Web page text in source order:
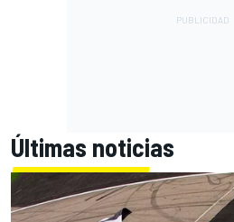
Últimas noticias